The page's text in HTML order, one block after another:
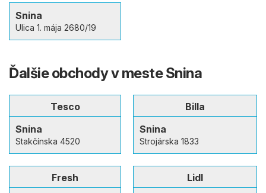
Snina
Ulica 1. mája 2680/19
Ďalšie obchody v meste Snina
Tesco
Snina
Stakčínska 4520
Billa
Snina
Strojárska 1833
Fresh
Lidl